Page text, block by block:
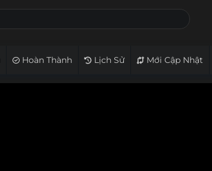
Hoàn Thành Lịch Sử Mới Cập Nhật